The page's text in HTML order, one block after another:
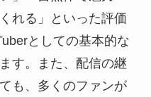
れる」といった評価
としての基本的な
す。また、配信の継
も、多くのファンが